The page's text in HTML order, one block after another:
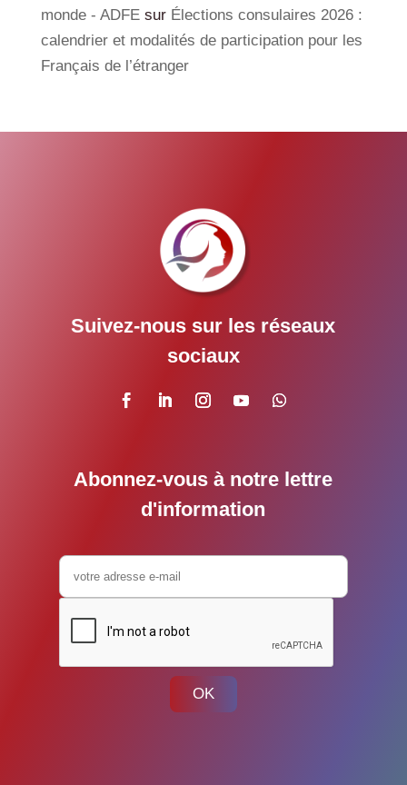
monde - ADFEsur Élections consulaires 2026 :
calendrier et modalités de participation pour les
Français de l’étranger
Suivez-nous sur les réseaux
sociaux
Abonnez-vous à notre lettre
d'information
OK